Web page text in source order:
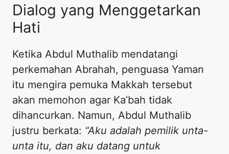
Dialog yang Menggetarkan
Hati
Ketika Abdul Muthalib mendatangi
perkemahan Abrahah, penguasa Yaman
itu mengira pemuka Makkah tersebut
akan memohon agar Ka’bah tidak
dihancurkan. Namun, Abdul Muthalib
justru berkata: “Aku adalah pemilik unta-
unta itu, dan aku datang untuk